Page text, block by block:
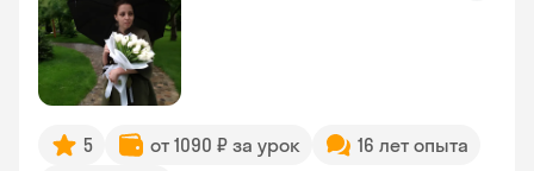
5 от 1090 ₽ за урок
16 лет опыта